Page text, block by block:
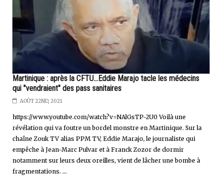
Martinique : après la CFTU...Eddie Marajo tacle les médecins
qui "vendraient" des pass sanitaires
AOÛT 22ND, 2021
https://www.youtube.com/watch?v=NAlGsTP-2U0 Voilà une
révélation qui va foutre un bordel monstre en Martinique. Sur la
chaîne Zouk TV alias PPM TV, Eddie Marajo, le journaliste qui
empêche à Jean-Marc Pulvar et à Franck Zozor de dormir
notamment sur leurs deux oreilles, vient de lâcher une bombe à
fragmentations. ...